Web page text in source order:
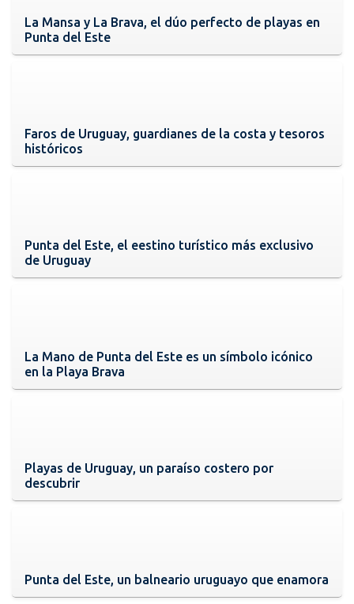
La Mansa y La Brava, el dúo perfecto de playas en
Punta del Este
Faros de Uruguay, guardianes de la costa y tesoros
históricos
Punta del Este, el eestino turístico más exclusivo
de Uruguay
La Mano de Punta del Este es un símbolo icónico
en la Playa Brava
Playas de Uruguay, un paraíso costero por
descubrir
Punta del Este, un balneario uruguayo que enamora